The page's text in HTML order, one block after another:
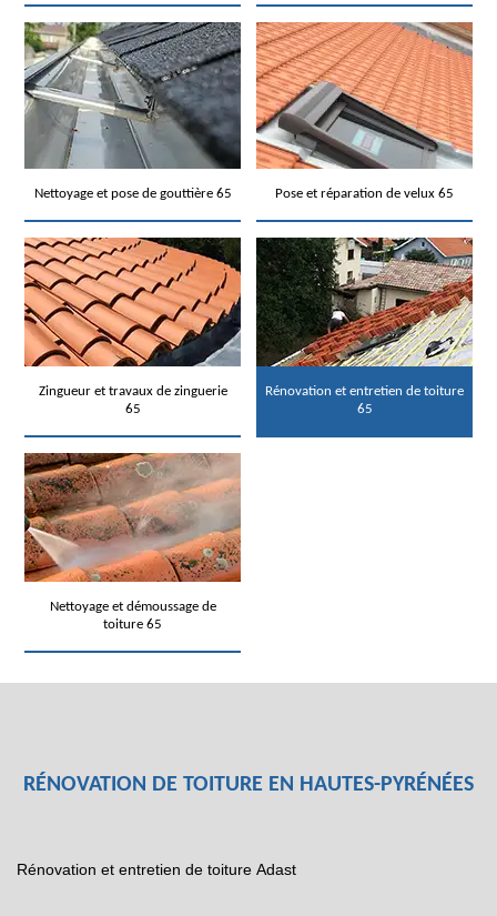
Nettoyage et pose de gouttière 65 Pose et réparation de velux 65
Zingueur et travaux de zinguerie
65
Rénovation et entretien de toiture
65
Nettoyage et démoussage de
toiture 65
RÉNOVATION DE TOITURE EN HAUTES-PYRÉNÉES
Rénovation et entretien de toiture Adast